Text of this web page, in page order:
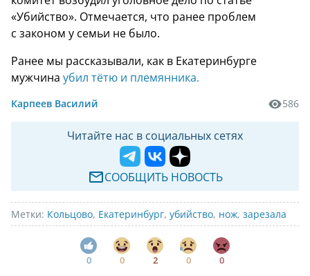
«Убийство». Отмечается, что ранее проблем
с законом у семьи не было.
Ранее мы рассказывали, как в Екатеринбурге
мужчина убил тётю и племянника.
Карпеев Василий 586
Читайте нас в социальных сетях
СООБЩИТЬ НОВОСТЬ
Метки: Кольцово, Екатеринбург, убийство, нож, зарезала
0 0 2 0 0